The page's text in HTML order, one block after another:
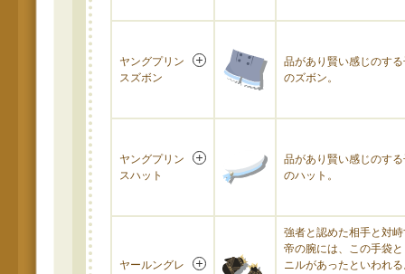
ヤングプリン
スズボン
品があり賢い感じのす
のズボン。
ヤングプリン
スハット
品があり賢い感じのす
のハット。
ヤールングレ
強者と認めた相手と対
帝の腕には、この手袋
ニルがあったといわれ